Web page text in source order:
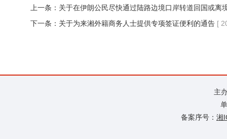
上一条： 关于在伊朗公民尽快通过陆路边境口岸转道回国或离
下一条： 关于为来湘外籍商务人士提供专项签证便利的通告 [
主
备案序号： 湘